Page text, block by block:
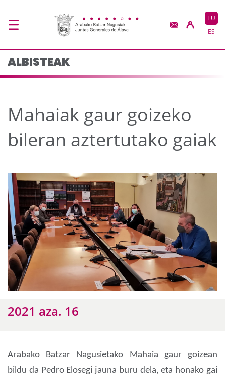
Mahaiak gaur goizekoEU
ES
ALBISTEAK
Mahaiak gaur goizeko
bileran aztertutako gaiak
2021 aza. 16
Arabako Batzar Nagusietako Mahaia gaur goizean
bildu da Pedro Elosegi jauna buru dela, eta honako gai